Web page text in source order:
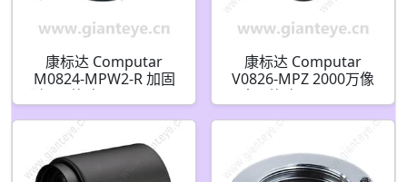
康标达 Computar
M0824-MPW2-R 加固
型 2/3英寸 8mm 500万
康标达 Computar
V0826-MPZ 2000万像
素 1英寸 8mm F2.6